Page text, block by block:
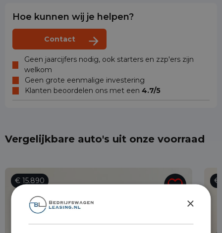
Hoe kunnen wij je helpen?
Contact
Geen jaarcijfers nodig, ook starters en zzp'ers zijn
welkom
Geen grote eenmalige investering
Klanten beoordelen ons met een 4.7/5
Vergelijkbare auto's uit onze voorraad
€ 15.890 €
×